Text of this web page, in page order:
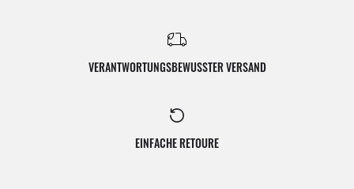
VERANTWORTUNGSBEWUSSTER VERSAND
EINFACHE RETOURE